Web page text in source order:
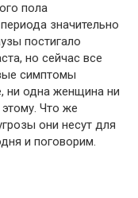
пола
значительно
постигало
но сейчас все
симптомы
ни одна женщина ни
Что же
они несут для
и поговорим.